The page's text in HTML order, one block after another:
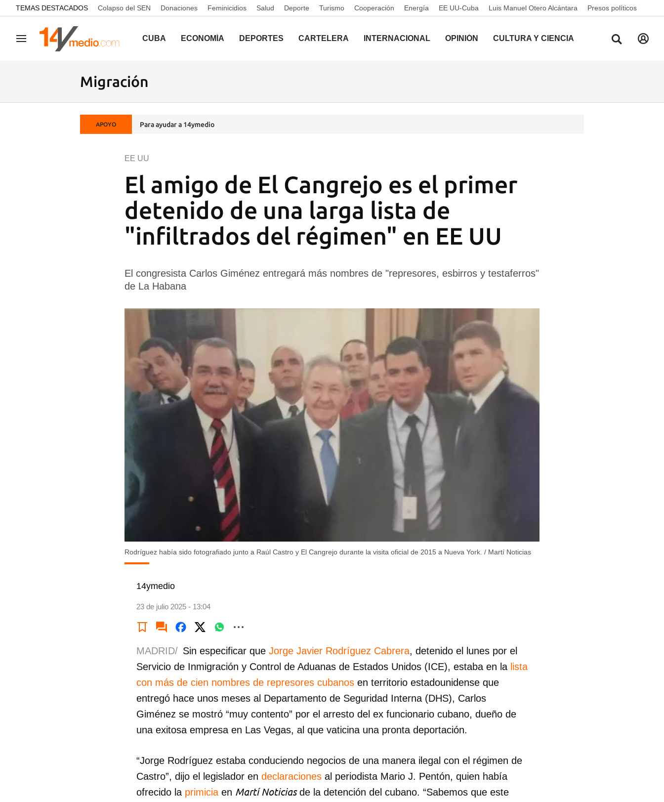
common.go-to-content
TEMAS DESTACADOS Colapso del SEN Donaciones Feminicidios Salud Deporte Turismo Cooperación Energía EE UU-Cuba Luis Manuel Otero Alcántara Presos políticos
Navegación CUBA ECONOMÍA DEPORTES CARTELERA INTERNACIONAL OPINIÓN CULTURA Y CIENCIA
Migración
APOYO Para ayudar a 14ymedio
El amigo de El Cangrejo es el primer
detenido de una larga lista de
"infiltrados del régimen" en EE UU
EE UU
El congresista Carlos Giménez entregará más nombres de "represores, esbirros y testaferros"
de La Habana
Rodríguez había sido fotografiado junto a Raúl Castro y El Cangrejo durante la visita oficial de 2015 a Nueva York. / Martí Noticias
14ymedio
23 de julio 2025 - 13:04
MADRID/ Sin especificar que Jorge Javier Rodríguez Cabrera, detenido el lunes por el
Servicio de Inmigración y Control de Aduanas de Estados Unidos (ICE), estaba en la lista
con más de cien nombres de represores cubanos en territorio estadounidense que
entregó hace unos meses al Departamento de Seguridad Interna (DHS), Carlos
Giménez se mostró “muy contento” por el arresto del ex funcionario cubano, dueño de
una exitosa empresa en Las Vegas, al que vaticina una pronta deportación.
“Jorge Rodríguez estaba conduciendo negocios de una manera ilegal con el régimen de
Castro”, dijo el legislador en declaraciones al periodista Mario J. Pentón, quien había
ofrecido la primicia en Martí Noticiasde la detención del cubano. “Sabemos que este